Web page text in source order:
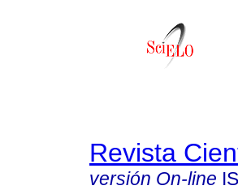
Revista
versión On-line